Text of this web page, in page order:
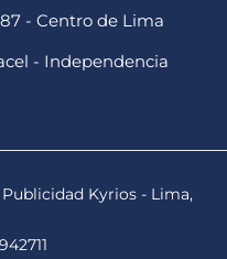
- Centro de Lima
- Independencia
Kyrios - Lima,